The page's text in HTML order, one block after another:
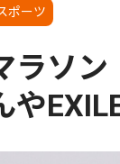
ポーツ
ラソ
や